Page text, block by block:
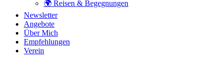
🌍 Reisen & Begegnungen
Newsletter
Angebote
Über Mich
Empfehlungen
Verein